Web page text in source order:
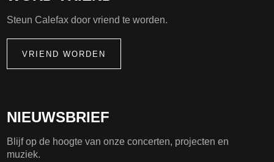
NIEUWSBRIEF
Blijf op de hoogte van onze concerten, projecten en
muziek.
Steun Calefax door vriend te worden.
VRIEND WORDEN